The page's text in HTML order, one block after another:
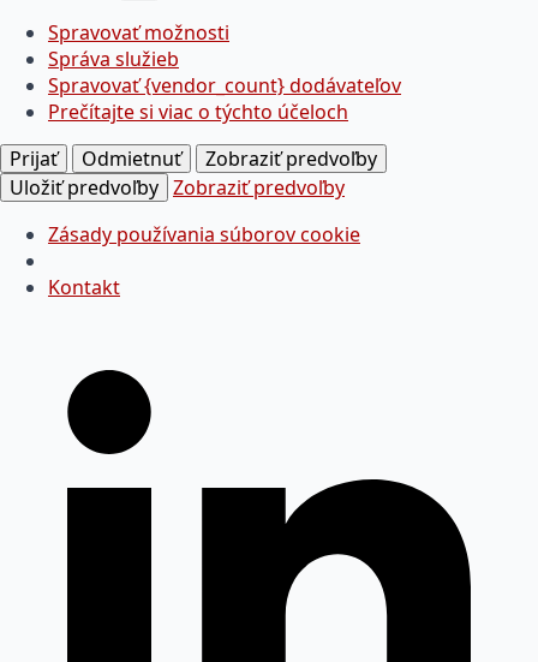
Spravovať možnosti
Správa služieb
Spravovať {vendor_count} dodávateľov
Prečítajte si viac o týchto účeloch
Prijať
Odmietnuť
Zobraziť predvoľby
Uložiť predvoľby Zobraziť predvoľby
Zásady používania súborov cookie
Kontakt